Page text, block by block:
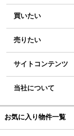
買いたい
売りたい
サイトコンテンツ
当社について
お気に入り物件一覧